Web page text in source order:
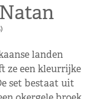
landen
ze een kleurrijke
set bestaat uit